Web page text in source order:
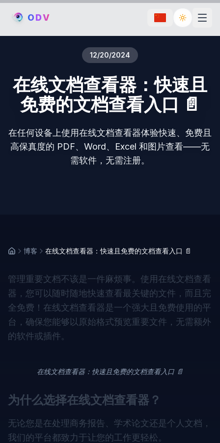
ODV Toggle
12/20/2024
在线文档查看器：快速且
免费的文档查看入口 📄
在任何设备上使用在线文档查看器体验快速、免费且
高保真度的 PDF、Word、Excel 和图片查看——无
需软件，无需注册。
博客 在线文档查看器：快速且免费的文档查看入口 📄
管理重要文档不该是一件麻烦事。使用在线文档查看
器，您可以随时随地快速查看最关键的文件，而且完
全免费！在线文档查看器是一个强大且免费使用的平
台，确保您能够以原始格式预览重要文件，无需额外
的软件或插件。
在线文档查看器：快速且免费的文档查看入口 📄
为什么选择在线文档查看器？
无论您是在处理商务报告、学术论文还是个人文档，
我们的平台都致力于让您的工作更轻松。